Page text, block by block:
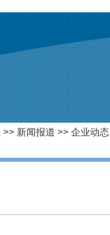
>> 新闻报道 >> 企业动态